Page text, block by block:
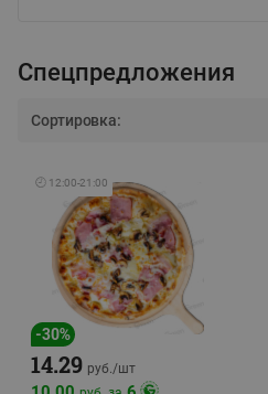
Спецпредложения
Сортировка:
🕘 12:00-21:00
-30%
14.29 руб./шт